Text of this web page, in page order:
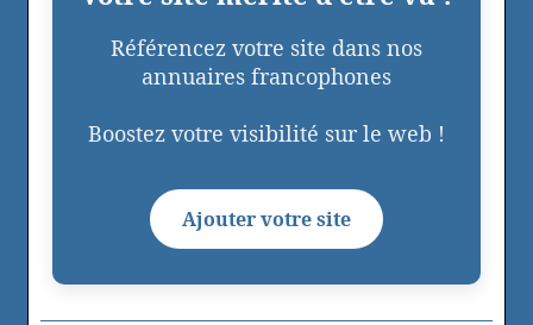
Référencez votre site dans nos
annuaires francophones
Boostez votre visibilité sur le web !
Ajouter votre site